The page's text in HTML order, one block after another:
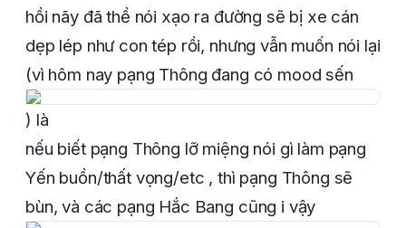
hồi nãy đã thề nói xạo ra đường sẽ bị xe cán
dẹp lép như con tép rồi, nhưng vẫn muốn nói lại
(vì hôm nay pạng Thông đang có mood sến
) là
nếu biết pạng Thông lỡ miệng nói gì làm pạng
Yến buồn/thất vọng/etc , thì pạng Thông sẽ
bùn, và các pạng Hắc Bang cũng i vậy